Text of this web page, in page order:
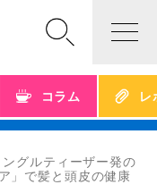
コラム レ
グルティーザー発の
」で髪と頭皮の健康